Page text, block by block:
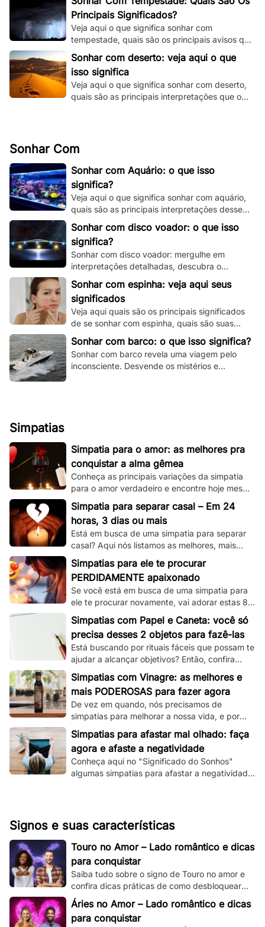
Principais Significados?
Veja aqui o que significa sonhar com
tempestade, quais são os principais avisos que
o seu subconsciente está tentando te dizer e
muito mais.
Sonhar com deserto: veja aqui o que
isso significa
Veja aqui o que significa sonhar com deserto,
quais são as principais interpretações que o
Sonhar Com
Sonhar com Aquário: o que isso
significa?
Veja aqui o que significa sonhar com aquário,
quais são as principais interpretações desse
sonho e muito mais. Clique e fique por dentro.
Sonhar com disco voador: o que isso
significa?
Sonhar com disco voador: mergulhe em
interpretações detalhadas, descubra o
significado espiritual e psicológico e todas as
variações!
Sonhar com espinha: veja aqui seus
significados
Veja aqui quais são os principais significados
de se sonhar com espinha, quais são suas
principais variações e muito mais.
Sonhar com barco: o que isso significa?
Sonhar com barco revela uma viagem pelo
inconsciente. Desvende os mistérios e
Simpatias
Simpatia para o amor: as melhores pra
conquistar a alma gêmea
Conheça as principais variações da simpatia
para o amor verdadeiro e encontre hoje mesmo
sua alma gêmea! Todas são simples de se
fazer!
Simpatia para separar casal – Em 24
horas, 3 dias ou mais
Está em busca de uma simpatia para separar
casal? Aqui nós listamos as melhores, mais
simples e mais funcionais simpatias desse tipo!
Simpatias para ele te procurar
PERDIDAMENTE apaixonado
Se você está em busca de uma simpatia para
ele te procurar novamente, vai adorar estas 8
simpatias de amor e amarração que
separamos.
Simpatias com Papel e Caneta: você só
precisa desses 2 objetos para fazê-las
Está buscando por rituais fáceis que possam te
ajudar a alcançar objetivos? Então, confira
essas simpatias com papel e caneta.
Simpatias com Vinagre: as melhores e
mais PODEROSAS para fazer agora
De vez em quando, nós precisamos de
simpatias para melhorar a nossa vida, e por
isso, veja aqui as melhores que utilizam
vinagre!
Simpatias para afastar mal olhado: faça
agora e afaste a negatividade
Conheça aqui no "Significado do Sonhos"
algumas simpatias para afastar a negatividade
Signos e suas características
Touro no Amor – Lado romântico e dicas
para conquistar
Saiba tudo sobre o signo de Touro no amor e
confira dicas práticas de como desbloquear
seu lado romântico!
Áries no Amor – Lado romântico e dicas
para conquistar